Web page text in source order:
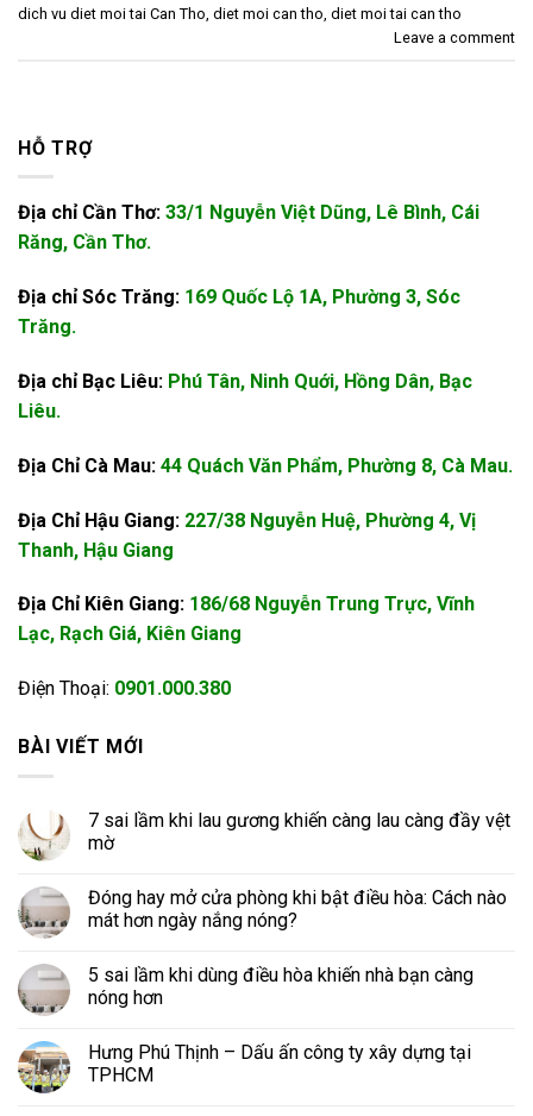
dich vu diet moi tai Can Tho, diet moi can tho, diet moi tai can tho
Leave a comment
HỖ TRỢ
Địa chỉ Cần Thơ: 33/1 Nguyễn Việt Dũng, Lê Bình, Cái
Răng, Cần Thơ.
Địa chỉ Sóc Trăng: 169 Quốc Lộ 1A, Phường 3, Sóc
Trăng.
Địa chỉ Bạc Liêu: Phú Tân, Ninh Quới, Hồng Dân, Bạc
Liêu.
Địa Chỉ Cà Mau: 44 Quách Văn Phẩm, Phường 8, Cà Mau.
Địa Chỉ Hậu Giang: 227/38 Nguyễn Huệ, Phường 4, Vị
Thanh, Hậu Giang
Địa Chỉ Kiên Giang: 186/68 Nguyễn Trung Trực, Vĩnh
Lạc, Rạch Giá, Kiên Giang
Điện Thoại: 0901.000.380
BÀI VIẾT MỚI
7 sai lầm khi lau gương khiến càng lau càng đầy vệt
mờ
Đóng hay mở cửa phòng khi bật điều hòa: Cách nào
mát hơn ngày nắng nóng?
5 sai lầm khi dùng điều hòa khiến nhà bạn càng
nóng hơn
Hưng Phú Thịnh – Dấu ấn công ty xây dựng tại
TPHCM